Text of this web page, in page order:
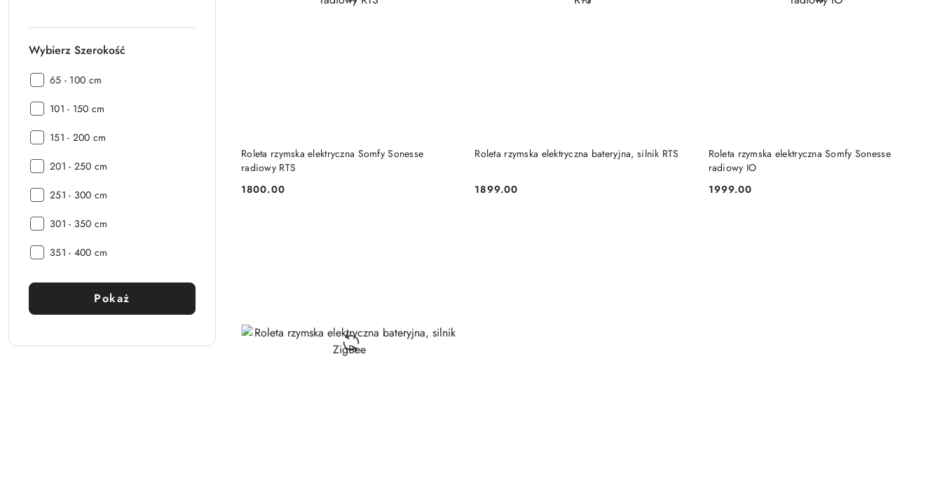
Wybierz Szerokość
Wybierz
65 - 100 cm
Wybierz
101 - 150 cm
Wybierz
151 - 200 cm
Wybierz
201 - 250 cm
Wybierz
251 - 300 cm
Wybierz
301 - 350 cm
Wybierz
351 - 400 cm
Pokaż
Roleta rzymska elektryczna Somfy Sonesse
radiowy RTS
Cena:
1800.00
DODAJ DO KOSZYKA Roleta rzymska elektryczna bateryjna, silnik RTS
Cena:
1899.00
DODAJ DO KOSZYKA
Roleta rzymska elektryczna Somfy Sonesse
radiowy IO
Cena:
1999.00
DODAJ DO KOSZYKA